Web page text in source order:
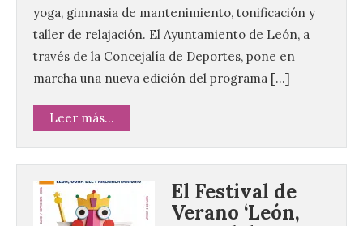
yoga, gimnasia de mantenimiento, tonificación y
taller de relajación. El Ayuntamiento de León, a
través de la Concejalía de Deportes, pone en
marcha una nueva edición del programa […]
Leer más...
El Festival de
Verano ‘León,